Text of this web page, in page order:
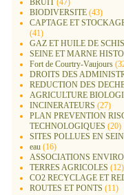
BRUIT(47)
BIODIVERSITE (43)
CAPTAGE ET
(41)
GAZ ET HUILE DE
SEINE ET MARNE
Fort de Courtry-Vaujours
DROITS DES
REDUCTION DES
AGRICULTURE
INCINERATEURS (27)
PLAN PREVENTION
TECHNOLOGIQUES (20)
SITES POLLUES EN
eau (16)
ASSOCIATIONS
TERRES AGRICOLES (12)
CO2 RECYCLAGE ET
ROUTES ET PONTS (11)